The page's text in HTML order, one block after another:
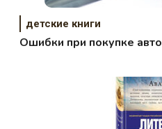
детские книги
Ошибки при покупке авто